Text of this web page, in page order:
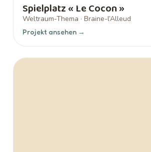
Spielplatz « Le Cocon »
Weltraum-Thema · Braine-l’Alleud
Projekt ansehen →